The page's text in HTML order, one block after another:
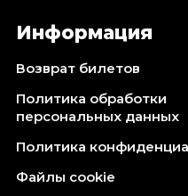
Информация
Возврат билетов
Политика обработки
персональных данных
Политика
Файлы cookie